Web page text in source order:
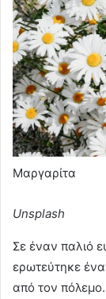
Μαργαρίτα
Unsplash
Σε έναν παλιό
ερωτεύτηκε
από τον πόλεμο.